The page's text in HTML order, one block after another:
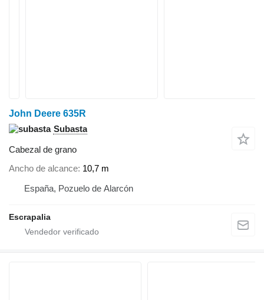
John Deere 635R
Subasta
Cabezal de grano
Ancho de alcance 10,7 m
España, Pozuelo de Alarcón
Escrapalia